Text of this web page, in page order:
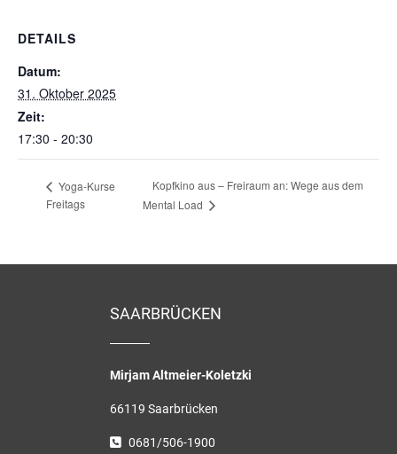
DETAILS
Datum:
31. Oktober 2025
Zeit:
17:30 - 20:30
Yoga-Kurse
Freitags
Kopfkino aus – Freiraum an: Wege aus dem
Mental Load
SAARBRÜCKEN
Mirjam Altmeier-Koletzki
66119 Saarbrücken
0681/506-1900